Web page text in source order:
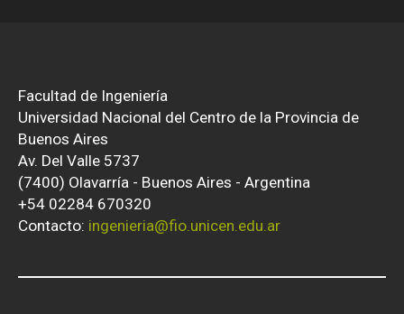
Facultad de Ingeniería
Universidad Nacional del Centro de la Provincia de
Buenos Aires
Av. Del Valle 5737
(7400) Olavarría - Buenos Aires - Argentina
+54 02284 670320
Contacto: ingenieria@fio.unicen.edu.ar